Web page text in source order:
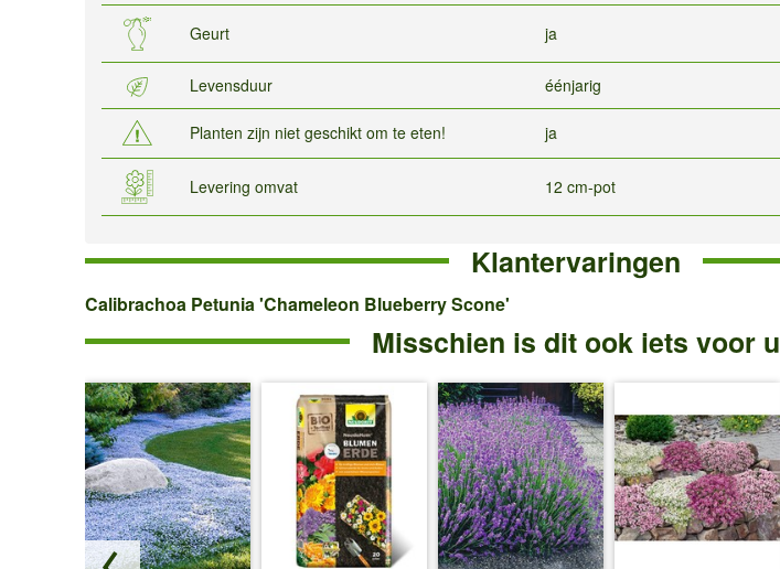
Geurt ja
Levensduur éénjarig
Planten zijn niet geschikt om te eten! ja
Levering omvat 12 cm-pot
Klantervaringen
Calibrachoa
Blueberry
Scone'
Calibrachoa Petunia 'Chameleon Blueberry Scone'
Misschien is dit ook iets voor u